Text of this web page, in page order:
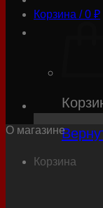
Корзина /0 ₽
Корзина
О магазине